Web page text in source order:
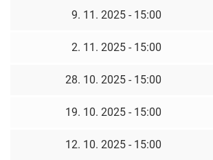
9. 11. 2025 - 15:00
2. 11. 2025 - 15:00
28. 10. 2025 - 15:00
19. 10. 2025 - 15:00
12. 10. 2025 - 15:00